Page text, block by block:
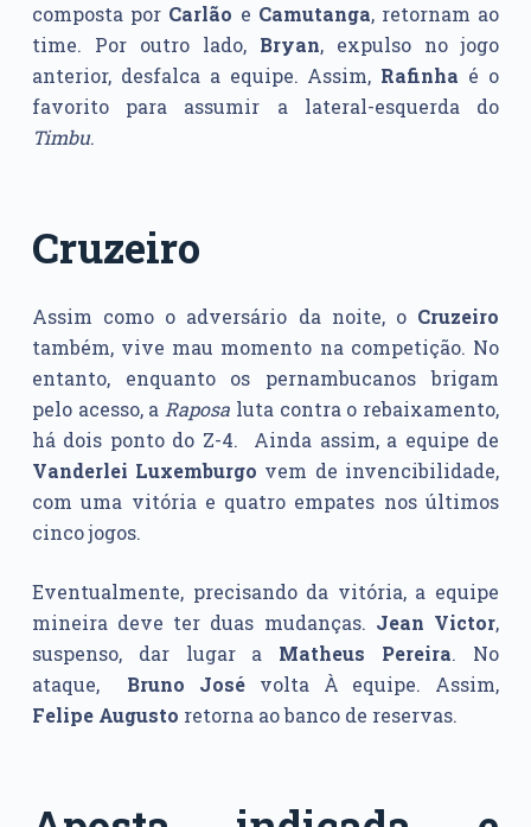
composta por Carlão e Camutanga, retornam ao
time. Por outro lado, Bryan, expulso no jogo
anterior, desfalca a equipe. Assim, Rafinha é o
favorito para assumir a lateral-esquerda do
Timbu.
Cruzeiro
Assim como o adversário da noite, o Cruzeiro
também, vive mau momento na competição. No
entanto, enquanto os pernambucanos brigam
pelo acesso, a Raposa luta contra o rebaixamento,
há dois ponto do Z-4. Ainda assim, a equipe de
Vanderlei Luxemburgo vem de invencibilidade,
com uma vitória e quatro empates nos últimos
cinco jogos.
Eventualmente, precisando da vitória, a equipe
mineira deve ter duas mudanças. Jean Victor,
suspenso, dar lugar a Matheus Pereira. No
ataque, Bruno José volta À equipe. Assim,
Felipe Augusto retorna ao banco de reservas.